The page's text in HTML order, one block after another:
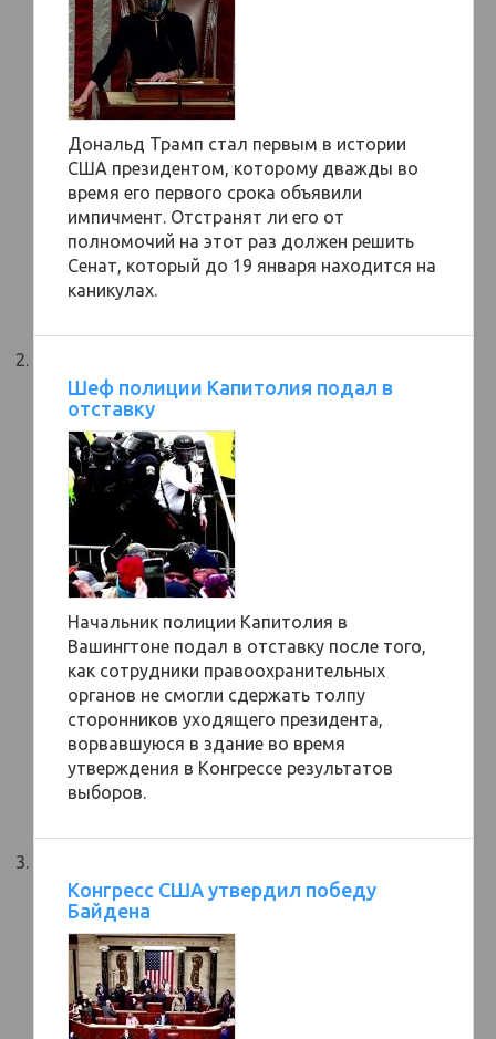
Дональд Трамп стал первым в истории
США президентом, которому дважды во
время его первого срока объявили
импичмент. Отстранят ли его от
полномочий на этот раз должен решить
Сенат, который до 19 января находится на
каникулах.
Шеф полиции Капитолия подал в
отставку
Начальник полиции Капитолия в
Вашингтоне подал в отставку после того,
как сотрудники правоохранительных
органов не смогли сдержать толпу
сторонников уходящего президента,
ворвавшуюся в здание во время
утверждения в Конгрессе результатов
выборов.
Конгресс США утвердил победу
Байдена